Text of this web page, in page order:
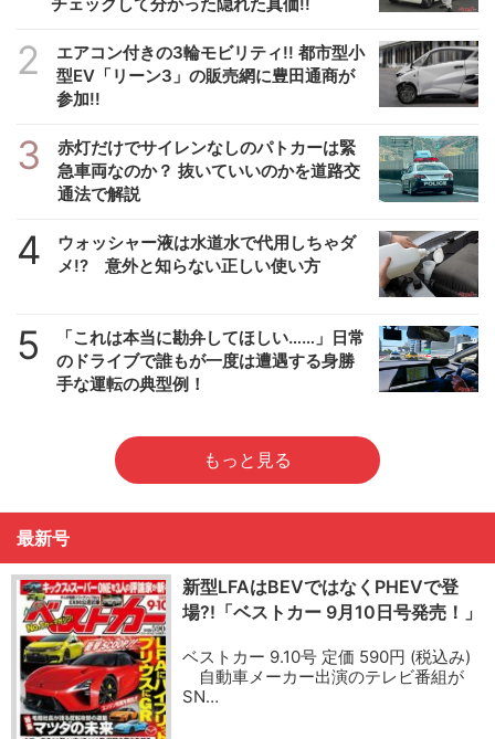
2
エアコン付きの3輪モビリティ!! 都市型小
型EV「リーン3」の販売網に豊田通商が
参加!!
3
赤灯だけでサイレンなしのパトカーは緊
急車両なのか？ 抜いていいのかを道路交
通法で解説
4
ウォッシャー液は水道水で代用しちゃダ
メ!? 意外と知らない正しい使い方
5
「これは本当に勘弁してほしい……」日常
のドライブで誰もが一度は遭遇する身勝
手な運転の典型例！
もっと見る
最新号
新型LFAはBEVではなくPHEVで登
場?!「ベストカー 9月10日号発売！」
ベストカー 9.10号 定価 590円 (税込み)
自動車メーカー出演のテレビ番組が
SN…